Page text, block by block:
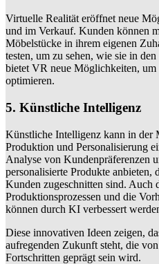
Virtuelle Realität eröffnet neue
und im Verkauf. Kunden können
Möbelstücke in ihrem eigenen
testen, um zu sehen, wie sie in
bietet VR neue Möglichkeiten,
optimieren.
5. Künstliche Intelligenz
Künstliche Intelligenz kann in der
Produktion und Personalisierung
Analyse von Kundenpräferenzen
personalisierte Produkte anbieten,
Kunden zugeschnitten sind. Auch
Produktionsprozessen und die
können durch KI verbessert
Diese innovativen Ideen zeigen,
aufregenden Zukunft steht, die
Fortschritten geprägt sein wird.